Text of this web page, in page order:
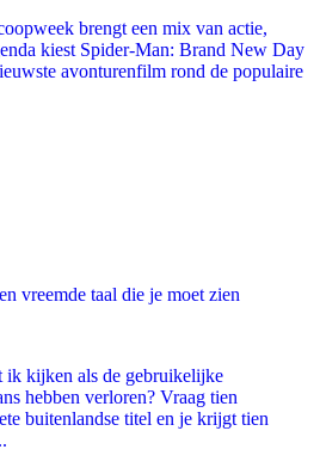
brengt een mix van actie,
kiest Spider-Man: Brand New Day
avonturenfilm rond de populaire
vreemde taal die je moet zien
ik kijken als de gebruikelijke
hebben verloren? Vraag tien
buitenlandse titel en je krijgt tien